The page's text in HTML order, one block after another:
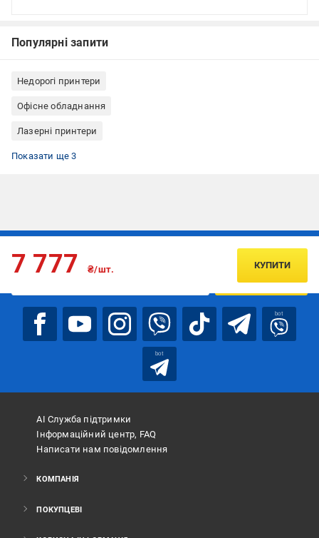
Популярні запити
Недорогі принтери
Офісне обладнання
Лазерні принтери
Принтери А4
Принтери монохромні
Принтери лазерні
Показати ще 3
7 777 ₴/шт. КУПИТИ
Підписуйтесь, щоб дізнаватись першим про акції та пропозиції
ПІДПИСАТИСЯ
bot
bot
АІ Служба підтримки
Інформаційний центр, FAQ
Написати нам повідомлення
КОМПАНІЯ
ПОКУПЦЕВІ